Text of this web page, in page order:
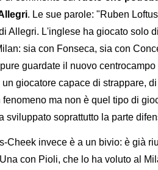
. Le sue parole: "Ruben
Allegri. L'inglese ha giocato solo
sia con Fonseca, sia con
guardate il nuovo
giocatore capace di strappare,
ma non è quel tipo di
sviluppato soprattutto la parte
Cheek invece è a un bivio: è già
con Pioli, che lo ha voluto al